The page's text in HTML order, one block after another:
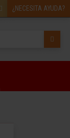
¿NECESITA AYUDA?